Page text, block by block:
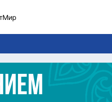
Мир